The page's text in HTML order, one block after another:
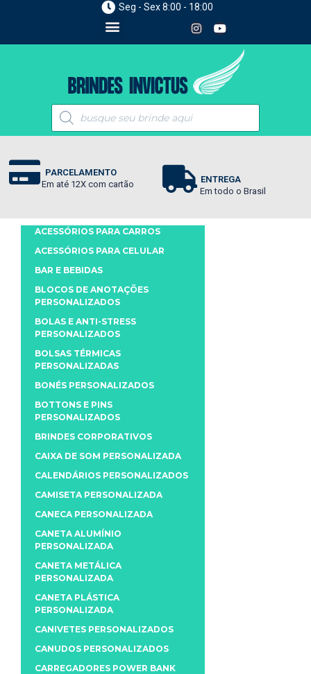
Seg - Sex 8:00 - 18:00
PARCELAMENTO
Em até 12X com cartão
ENTREGA
Em todo o Brasil
ACESSÓRIOS PARA CARROS
ACESSÓRIOS PARA CELULAR
BAR E BEBIDAS
BLOCOS DE ANOTAÇÕES
PERSONALIZADOS
BOLAS E ANTI-STRESS
PERSONALIZADOS
BOLSAS TÉRMICAS
PERSONALIZADAS
BONÉS PERSONALIZADOS
BOTTONS E PINS
PERSONALIZADOS
BRINDES CORPORATIVOS
CAIXA DE SOM PERSONALIZADA
CALENDÁRIOS PERSONALIZADOS
CAMISETA PERSONALIZADA
CANECA PERSONALIZADA
CANETA ALUMÍNIO
PERSONALIZADA
CANETA METÁLICA
PERSONALIZADA
CANETA PLÁSTICA
PERSONALIZADA
CANIVETES PERSONALIZADOS
CANUDOS PERSONALIZADOS
CARREGADORES POWER BANK